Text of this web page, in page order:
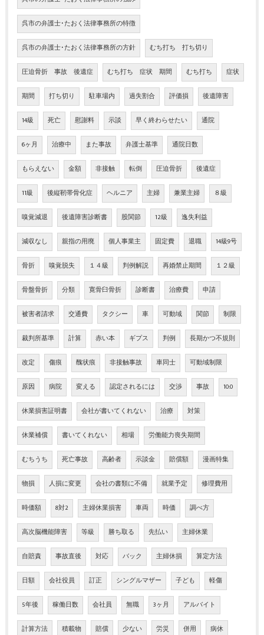
呉市の弁護士･たおく法律事務所の特徴
呉市の弁護士･たおく法律事務所の方針 むち打ち 打ち切り
圧迫骨折 事故 後遺症 むち打ち 症状 期間 むち打ち 症状
期間 打ち切り 駐車場内 過失割合 評価損 後遺障害
14級 死亡 慰謝料 示談 早く終わらせたい 通院
6ヶ月 治療中 また事故 弁護士基準 通院日数
もらえない 金額 非接触 転倒 圧迫骨折 後遺症
11級 後縦靭帯骨化症 ヘルニア 主婦 兼業主婦 ８級
嗅覚減退 後遺障害診断書 股関節 12級 逸失利益
減収なし 親指の用廃 個人事業主 固定費 退職 14級9号
骨折 嗅覚脱失 １４級 判例解説 再婚禁止期間 １２級
骨盤骨折 分類 寛骨臼骨折 診断書 治療費 申請
被害者請求 交通費 タクシー 車 可動域 関節 制限
裁判所基準 計算 赤い本 ギプス 判例 長期かつ不規則
改定 傷痕 醜状痕 非接触事故 車同士 可動域制限
原因 病院 変える 認定されるには 交渉 事故 10:0
休業損害証明書 会社が書いてくれない 治療 対策
休業補償 書いてくれない 相場 労働能力喪失期間
むちうち 死亡事故 高齢者 示談金 賠償額 漫画特集
物損 人損に変更 会社の書類に不備 就業予定 修理費用
時価額 8対2 主婦休業損害 車両 時価 調べ方
高次脳機能障害 等級 勝ち取る 先払い 主婦休業
自賠責 事故直後 対応 バック 主婦休損 算定方法
日額 会社役員 訂正 シングルマザー 子ども 軽傷
5年後 稼働日数 会社員 無職 3ヶ月 アルバイト
計算方法 積載物 賠償 少ない 労災 併用 病休